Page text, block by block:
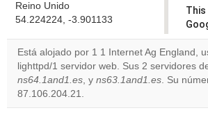
Reino Unido
54.224224, -3.901133
This
Do
Está alojado por 1 1 Internet Ag England,
lighttpd/1 servidor web. Sus 2 servidores
ns64.1and1.es, y ns63.1and1.es. Su
87.106.204.21.